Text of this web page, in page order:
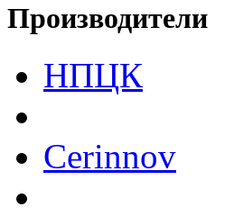
Производители
НПЦК
Cerinnov